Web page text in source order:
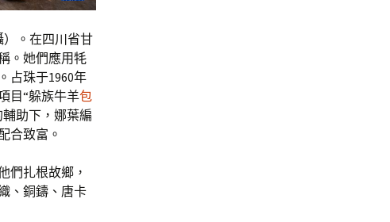
）。在四川省甘
。她們應用牦
占珠于1960年
目“躲族牛羊包
助下，娜葉編
合致富。
們扎根故鄉，
、銅鑄、唐卡